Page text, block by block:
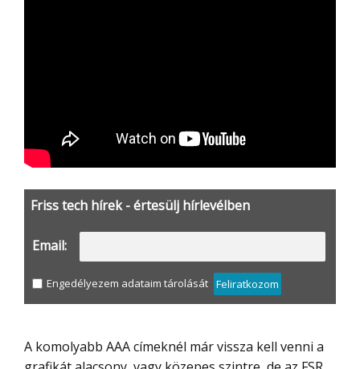
Friss tech hírek - értesülj hírlevélben
Email:
Engedélyezem adataim tárolását Feliratkozom
A komolyabb AAA címeknél már vissza kell venni a